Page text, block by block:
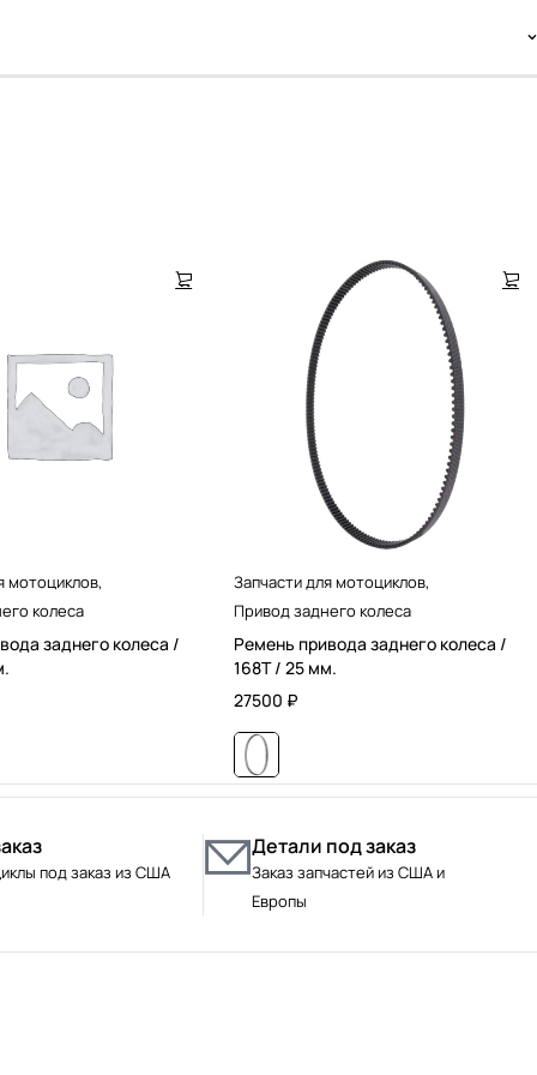
мотоциклов,
колеса
заднего колеса /
Запчасти для мотоциклов,
Привод заднего колеса
Ремень привода заднего колеса /
168T / 25 мм.
27500 ₽
под заказ из США
Детали под заказ
Заказ запчастей из США и
Европы